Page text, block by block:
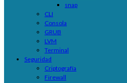
snap
CLI
Consola
GRUB
LVM
Terminal
Seguridad
Criptografía
Firewall